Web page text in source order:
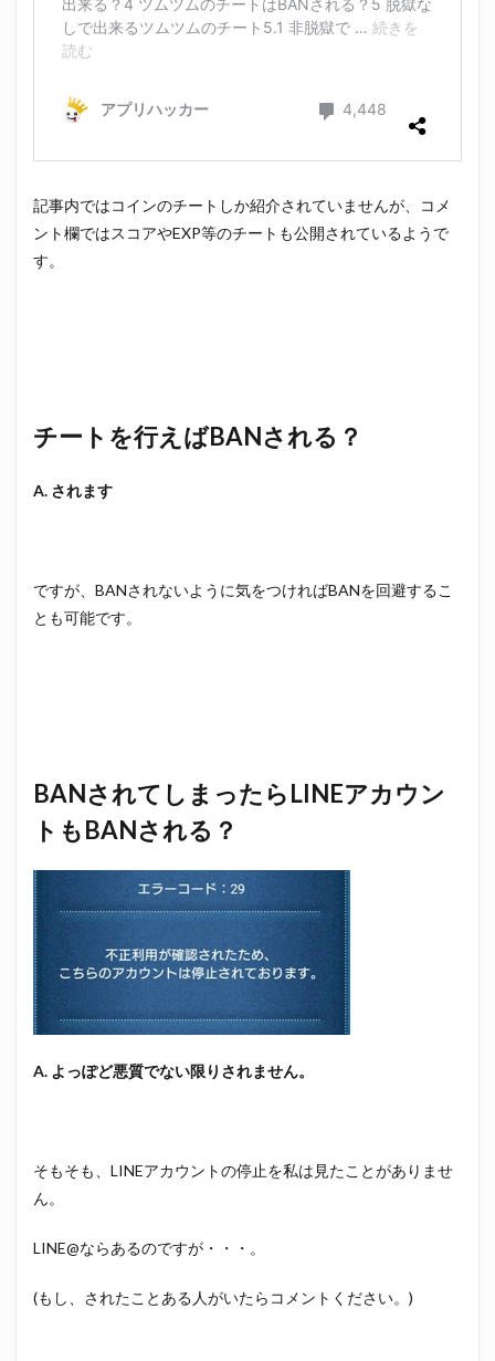
記事内ではコインのチートしか紹介されていませんが、コメ
ント欄ではスコアやEXP等のチートも公開されているようで
す。
チートを行えばBANされる？
A. されます
ですが、BANされないように気をつければBANを回避するこ
とも可能です。
BANされてしまったらLINEアカウン
トもBANされる？
A. よっぽど悪質でない限りされません。
そもそも、LINEアカウントの停止を私は見たことがありませ
ん。
LINE@ならあるのですが・・・。
(もし、されたことある人がいたらコメントください。)